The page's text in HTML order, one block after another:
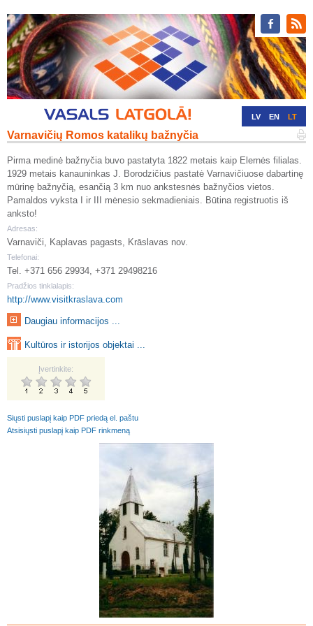
LV EN LT
Varnavičių Romos katalikų bažnyčia
Pirma medinė bažnyčia buvo pastatyta 1822 metais kaip Elernės filialas.
1929 metais kanauninkas J. Borodzičius pastatė Varnavičiuose dabartinę
mūrinę bažnyčią, esančią 3 km nuo ankstesnės bažnyčios vietos.
Pamaldos vyksta I ir III mėnesio sekmadieniais. Būtina registruotis iš
anksto!
Adresas:
Varnaviči, Kaplavas pagasts, Krāslavas nov.
Telefonai:
Tel. +371 656 29934, +371 29498216
Pradžios tinklalapis:
http://www.visitkraslava.com
Daugiau informacijos ...
Kultūros ir istorijos objektai ...
Įvertinkite:
Siųsti puslapį kaip PDF priedą el. paštu
Atsisiųsti puslapį kaip PDF rinkmeną